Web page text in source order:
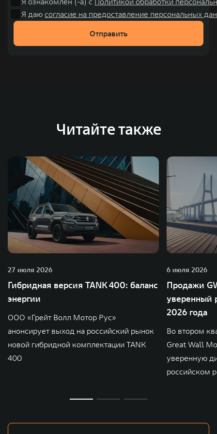
также 5 предприятий по сборке автомобилей.
Я даю согласие на предоставление персональных
Отправить
Читайте также
27 июля 2026
Гибридная версия TANK 400: баланс
энергии
ООО «Грейт Волл Мотор Рус»
анонсирует выход на российский рынок
новой гибридной комплектации TANK
400
6 июля 2026
Продажи
уверенный
2026 года
Во втором
Great Wall
уверенную
российском